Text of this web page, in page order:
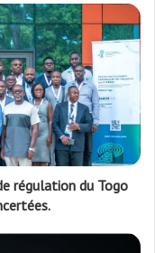
régulation du Togo